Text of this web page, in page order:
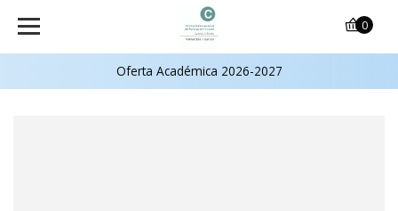
Oferta Académica 2026-2027
0